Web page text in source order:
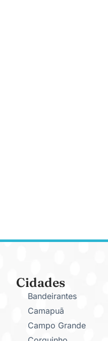
Cidades
Bandeirantes
Camapuã
Campo Grande